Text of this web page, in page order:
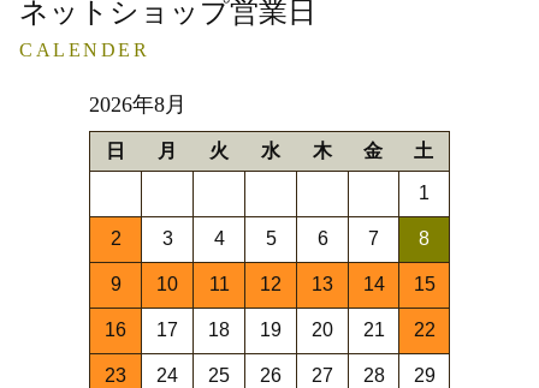
ネットショップ営業日
CALENDER
2026年8月
日 月 火 水 木 金 土
1
2 3 4 5 6 7 8
9 10 11 12 13 14 15
16 17 18 19 20 21 22
23 24 25 26 27 28 29